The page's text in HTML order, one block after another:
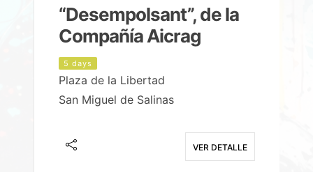
“Desempolsant”, de la
Compañía Aicrag
5 days
Plaza de la Libertad
San Miguel de Salinas
VER DETALLE